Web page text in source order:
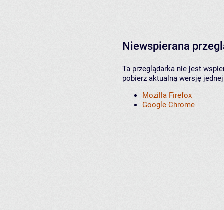
Niewspierana
Ta przeglądarka nie jest
pobierz aktualną wersję
Mozilla Firefox
Google Chrome